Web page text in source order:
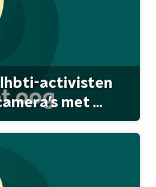
lhbti-activisten
met ...